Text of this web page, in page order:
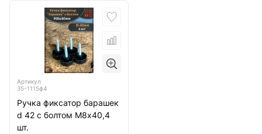
Артикул
35-1115ф4
Ручка фиксатор барашек
d 42 с болтом М8х40,4
шт.